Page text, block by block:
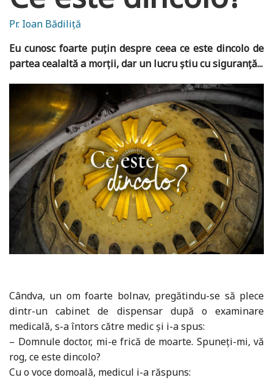
Pr. Ioan Bădiliță
Eu cunosc foarte puțin despre ceea ce este dincolo de
partea cealaltă a morții, dar un lucru știu cu siguranță...
Cândva, un om foarte bolnav, pregătindu-se să plece
dintr-un cabinet de dispensar după o examinare
medicală, s-a întors către medic și i-a spus:
– Domnule doctor, mi-e frică de moarte. Spuneți-mi, vă
rog, ce este dincolo?
Cu o voce domoală, medicul i-a răspuns: